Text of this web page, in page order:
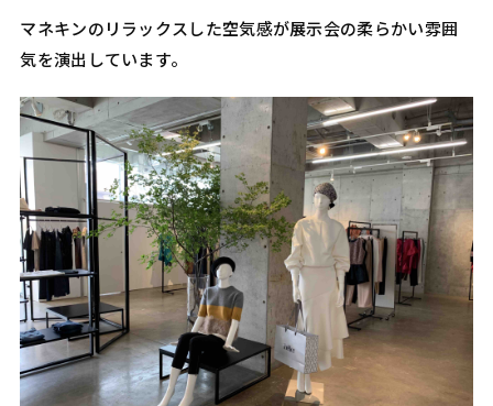
マネキンのリラックスした空気感が展示会の柔らかい雰囲
気を演出しています。